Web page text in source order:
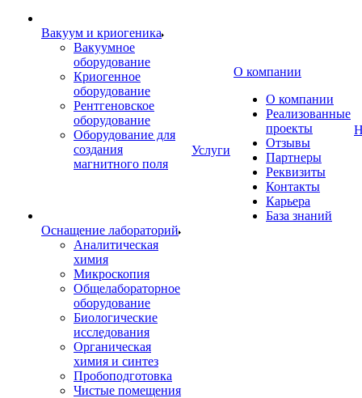
Вакуум и криогеника
Вакуумное
оборудование
Криогенное
оборудование
Рентгеновское
оборудование
Оборудование для
создания
магнитного поля
Оснащение лабораторий
Аналитическая
химия
Микроскопия
Общелабораторное
оборудование
Биологические
исследования
Органическая
химия и синтез
Пробоподготовка
Чистые помещения
Услуги
О компании
О компании
Реализованные
проекты
Отзывы
Партнеры
Реквизиты
Контакты
Карьера
База знаний